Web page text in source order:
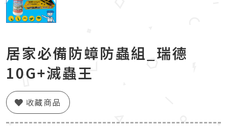
居家必備防蟑防蟲組_瑞德
10G+滅蟲王
收藏商品